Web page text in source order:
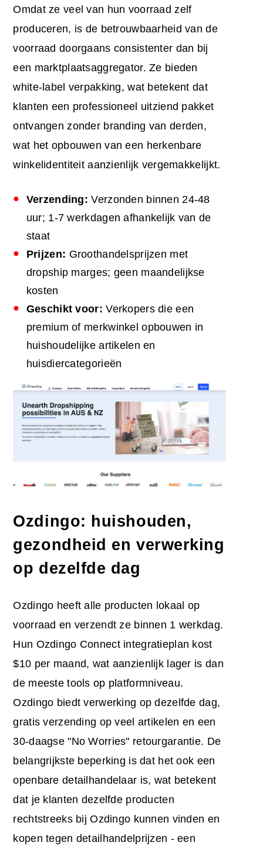
Omdat ze veel van hun voorraad zelf
produceren, is de betrouwbaarheid van de
voorraad doorgaans consistenter dan bij
een marktplaatsaggregator. Ze bieden
white-label verpakking, wat betekent dat
klanten een professioneel uitziend pakket
ontvangen zonder branding van derden,
wat het opbouwen van een herkenbare
winkelidentiteit aanzienlijk vergemakkelijkt.
Verzending: Verzonden binnen 24-48
uur; 1-7 werkdagen afhankelijk van de
staat
Prijzen: Groothandelsprijzen met
dropship marges; geen maandelijkse
kosten
Geschikt voor: Verkopers die een
premium of merkwinkel opbouwen in
huishoudelijke artikelen en
huisdiercategorieën
Ozdingo: huishouden,
gezondheid en verwerking
op dezelfde dag
Ozdingo heeft alle producten lokaal op
voorraad en verzendt ze binnen 1 werkdag.
Hun Ozdingo Connect integratieplan kost
$10 per maand, wat aanzienlijk lager is dan
de meeste tools op platformniveau.
Ozdingo biedt verwerking op dezelfde dag,
gratis verzending op veel artikelen en een
30-daagse "No Worries" retourgarantie. De
belangrijkste beperking is dat het ook een
openbare detailhandelaar is, wat betekent
dat je klanten dezelfde producten
rechtstreeks bij Ozdingo kunnen vinden en
kopen tegen detailhandelprijzen - een